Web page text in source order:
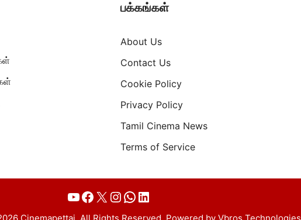
பக்கங்கள்
About Us
Contact Us
Cookie Policy
Privacy Policy
Tamil Cinema News
Terms of Service
YouTube
Facebook
X Instagram
WhatsApp
LinkedIn